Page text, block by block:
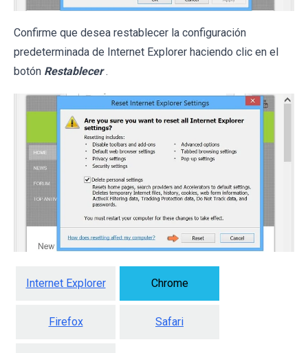
Confirme que desea restablecer la configuración
predeterminada de Internet Explorer haciendo clic en el
botón Restablecer .
Internet Explorer Chrome
Firefox Safari